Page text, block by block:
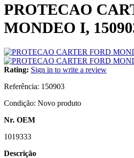
PROTECAO
MONDEO I,
Rating: Sign in to write a review
Referência: 150903
Condição: Novo produto
Nr. OEM
1019333
Descrição